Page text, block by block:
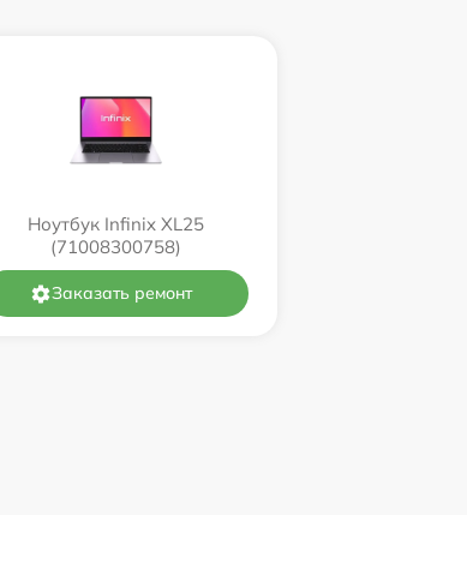
Ноутбук Infinix XL25
(71008300758)
Заказать ремонт